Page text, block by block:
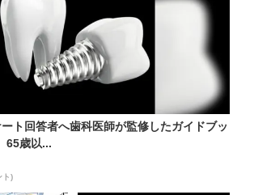
ト回答者へ歯科医師が監修したガイドブッ
65歳以...
ト)